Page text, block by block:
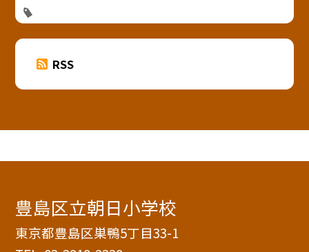
RSS
豊島区立朝日小学校
東京都豊島区巣鴨5丁目33-1